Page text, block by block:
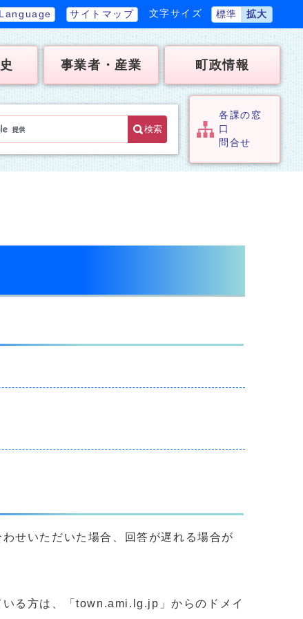
Language サイトマップ 文字サイズ 標準 拡大
事業者・産業 町政情報
検索
各課の窓
口
問合せ
せいただいた場合、回答が遅れる場合が
る方は、「town.ami.lg.jp」からのドメイ